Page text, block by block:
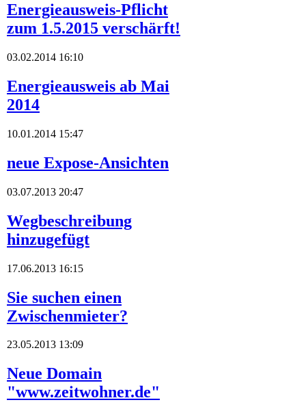
Energieausweis-Pflicht
zum 1.5.2015 verschärft!
03.02.2014 16:10
Energieausweis ab Mai
2014
10.01.2014 15:47
neue Expose-Ansichten
03.07.2013 20:47
Wegbeschreibung
hinzugefügt
17.06.2013 16:15
Sie suchen einen
Zwischenmieter?
23.05.2013 13:09
Neue Domain
"www.zeitwohner.de"